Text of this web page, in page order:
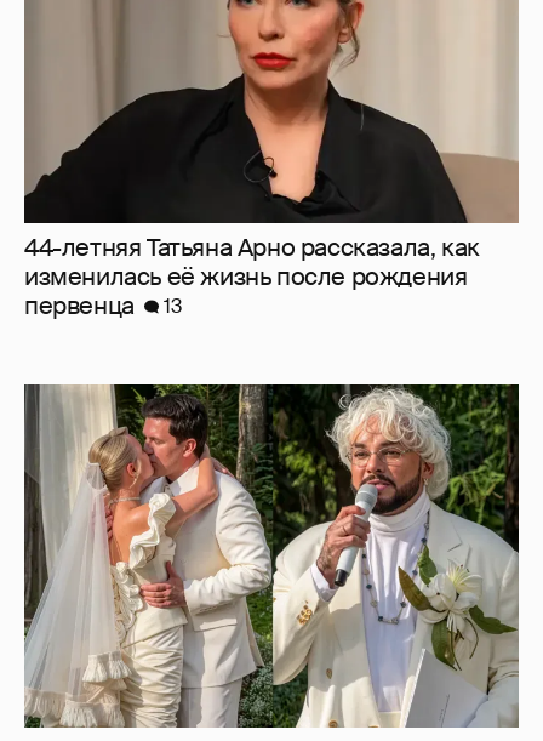
44-летняя Татьяна Арно рассказала, как
изменилась её жизнь после рождения
первенца
13